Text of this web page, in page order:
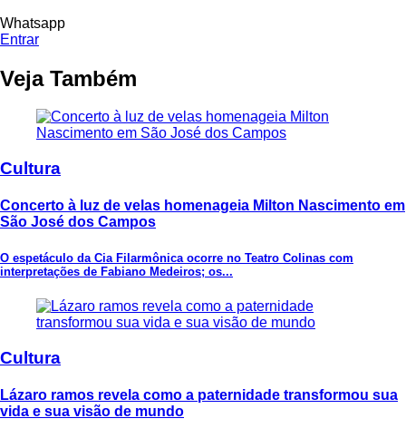
Whatsapp
Entrar
Veja Também
Cultura
Concerto à luz de velas homenageia Milton Nascimento em
São José dos Campos
O espetáculo da Cia Filarmônica ocorre no Teatro Colinas com
interpretações de Fabiano Medeiros; os...
Cultura
Lázaro ramos revela como a paternidade transformou sua
vida e sua visão de mundo